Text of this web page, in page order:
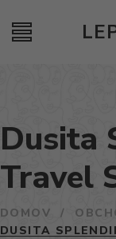
Dusita
Travel
DOMOV /
DUSITA